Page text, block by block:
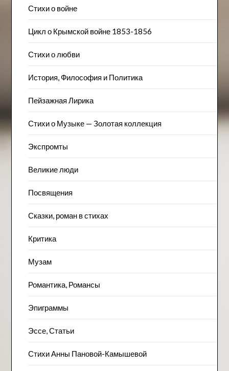
Стихи о войне
Цикл о Крымской войне 1853-1856
Стихи о любви
История, Философия и Политика
Пейзажна​я Лирика
Стихи о Музыке — Золотая коллекция
Экспромты
Великие люди
Посвящения
Сказки, роман в стихах
Критика
Музам
Романтика, Романсы
Эпиграммы
Эссе, Статьи
Стихи Анны Пановой-Камышевой